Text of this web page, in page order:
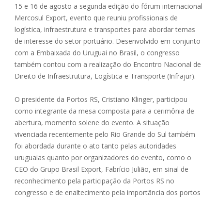
15 e 16 de agosto a segunda edição do fórum internacional
Mercosul Export, evento que reuniu profissionais de
logística, infraestrutura e transportes para abordar temas
de interesse do setor portuário. Desenvolvido em conjunto
com a Embaixada do Uruguai no Brasil, o congresso
também contou com a realização do Encontro Nacional de
Direito de Infraestrutura, Logística e Transporte (Infrajur).
O presidente da Portos RS, Cristiano Klinger, participou
como integrante da mesa composta para a cerimônia de
abertura, momento solene do evento. A situação
vivenciada recentemente pelo Rio Grande do Sul também
foi abordada durante o ato tanto pelas autoridades
uruguaias quanto por organizadores do evento, como o
CEO do Grupo Brasil Export, Fabrício Julião, em sinal de
reconhecimento pela participação da Portos RS no
congresso e de enaltecimento pela importância dos portos